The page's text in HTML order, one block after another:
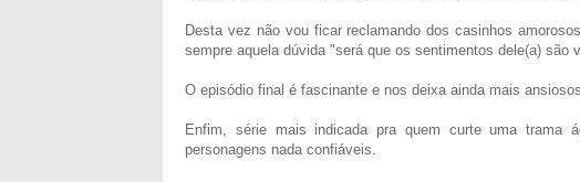
Desta vez não vou ficar reclamando dos casinhos
sempre aquela dúvida "será que os sentimentos dele(a)
O episódio final é fascinante e nos deixa ainda mais
Enfim, série mais indicada pra quem curte uma trama
personagens nada confiáveis.